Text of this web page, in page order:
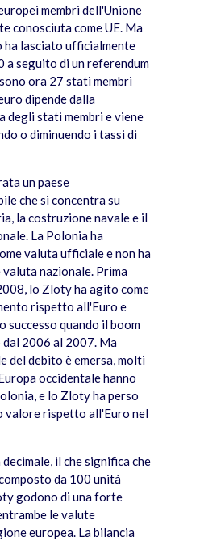
membri dell'Unione
conosciuta come UE. Ma
ha lasciato ufficialmente
a seguito di un referendum
ora 27 stati membri
dipende dalla
degli stati membri e viene
o diminuendo i tassi di
un paese
che si concentra su
la costruzione navale e il
La Polonia ha
valuta ufficiale e non ha
nazionale. Prima
lo Zloty ha agito come
rispetto all'Euro e
successo quando il boom
2006 al 2007. Ma
del debito è emersa, molti
occidentale hanno
e lo Zloty ha perso
valore rispetto all'Euro nel
il che significa che
da 100 unità
godono di una forte
le valute
europea. La bilancia